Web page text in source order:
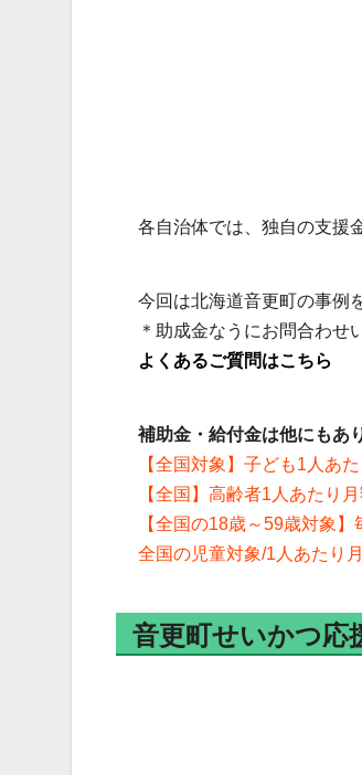
各自治体では、独自の支援
今回は北海道音更町の事例
＊助成金なうにお問合わせ
よくあるご質問はこちら
補助金・給付金は他にもあ
【全国対象】子ども1人あ
【全国】高齢者1人あたり
【全国の18歳～59歳対象
全国の児童対象/1人あたり
音更町せいかつ応